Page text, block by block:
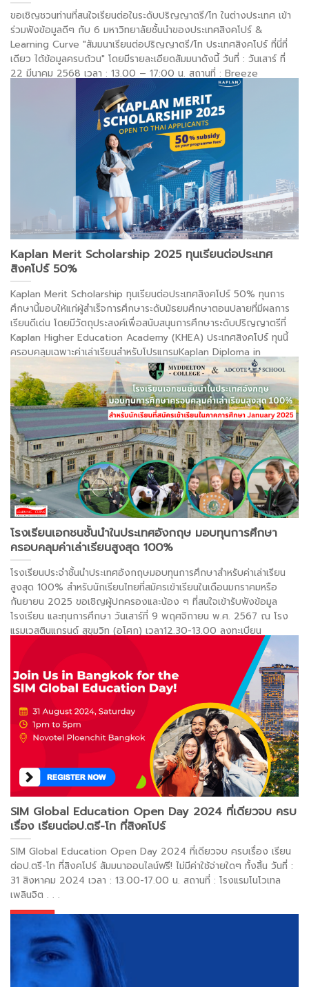
ขอเชิญชวนท่านที่สนใจเรียนต่อในระดับปริญญาตรี/โท ในต่างประเทศ เข้า
ร่วมฟังข้อมูลดีๆ กับ 6 มหาวิทยาลัยชั้นนำของประเทศสิงคโปร์ &
Learning Curve "สัมมนาเรียนต่อปริญญาตรี/โท ประเทศสิงคโปร์ ที่นี่ที่
เดียว ได้ข้อมูลครบถ้วน" โดยมีรายละเอียดสัมมนาดังนี้ วันที่ : วันเสาร์ ที่
22 มีนาคม 2568 เวลา : 13.00 – 17:00 น. สถานที่ : Breeze
room, 4th Floor, Novotel Siam Square Hotel
. . .
Kaplan Merit Scholarship 2025 ทุนเรียนต่อประเทศ
สิงคโปร์ 50%
Kaplan Merit Scholarship ทุนเรียนต่อประเทศสิงคโปร์ 50% ทุนการ
ศึกษานี้มอบให้แก่ผู้สำเร็จการศึกษาระดับมัธยมศึกษาตอนปลายที่มีผลการ
เรียนดีเด่น โดยมีวัตถุประสงค์เพื่อสนับสนุนการศึกษาระดับปริญญาตรีที่
Kaplan Higher Education Academy (KHEA) ประเทศสิงคโปร์ ทุนนี้
ครอบคลุมเฉพาะค่าเล่าเรียนสำหรับโปรแกรมKaplan Diploma in
Professional Business English (Full time), Kaplan Foundation
Diploma (Full time) และ Kaplan Diploma (Full time). . .
อ่านต่อ >
โรงเรียนเอกชนชั้นนำในประเทศอังกฤษ มอบทุนการศึกษา
ครอบคลุมค่าเล่าเรียนสูงสุด 100%
โรงเรียนประจำชั้นนำประเทศอังกฤษมอบทุนการศึกษาสำหรับค่าเล่าเรียน
สูงสุด 100% สำหรับนักเรียนไทยที่สมัครเข้าเรียนในเดือนมกราคมหรือ
กันยายน 2025 ขอเชิญผู้ปกครองและน้อง ๆ ที่สนใจเข้ารับฟังข้อมูล
โรงเรียน และทุนการศึกษา วันเสาร์ที่ 9 พฤศจิกายน พ.ศ. 2567 ณ โรง
แรมเวสตินแกรนด์ สุขุมวิท (อโศก) เวลา12.30-13.00 ลงทะเบียน
เวลา13.00-14.00 รับฟังข้อมูลโรงเรียน และทุนการศึกษา เวลา 14.00-
. . .
อ่านต่อ >
SIM Global Education Open Day 2024 ที่เดียวจบ ครบ
เรื่อง เรียนต่อป.ตรี-โท ที่สิงคโปร์
SIM Global Education Open Day 2024 ที่เดียวจบ ครบเรื่อง เรียน
ต่อป.ตรี-โท ที่สิงคโปร์ สัมมนาออนไลน์ฟรี! ไม่มีค่าใช้จ่ายใดๆ ทั้งสิ้น วันที่ :
31 สิงหาคม 2024 เวลา : 13.00-17.00 น. สถานที่ : โรงแรมโนโวเทล
เพลินจิต . . .